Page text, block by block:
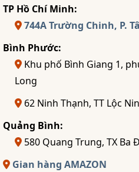
TP Hồ Chí Minh:
744A Trường Chinh, P.
Bình Phước:
Khu phố Bình Giang 1,
Long
62 Ninh Thạnh, TT Lộc
Quảng Bình:
580 Quang Trung, TX Ba
Gian hàng AMAZON